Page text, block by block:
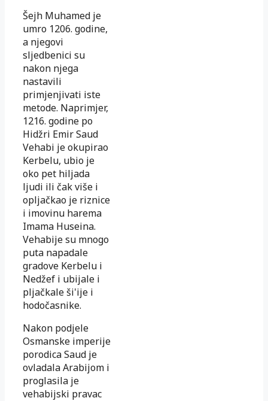
Šejh Muhamed je
umro 1206. godine,
a njegovi
sljedbenici su
nakon njega
nastavili
primjenjivati iste
metode. Naprimjer,
1216. godine po
Hidžri Emir Saud
Vehabi je okupirao
Kerbelu, ubio je
oko pet hiljada
ljudi ili čak više i
opljačkao je riznice
i imovinu harema
Imama Huseina.
Vehabije su mnogo
puta napadale
gradove Kerbelu i
Nedžef i ubijale i
pljačkale ši'ije i
hodočasnike.
Nakon podjele
Osmanske imperije
porodica Saud je
ovladala Arabijom i
proglasila je
vehabijski pravac